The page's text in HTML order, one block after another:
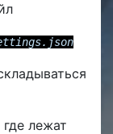
лежат